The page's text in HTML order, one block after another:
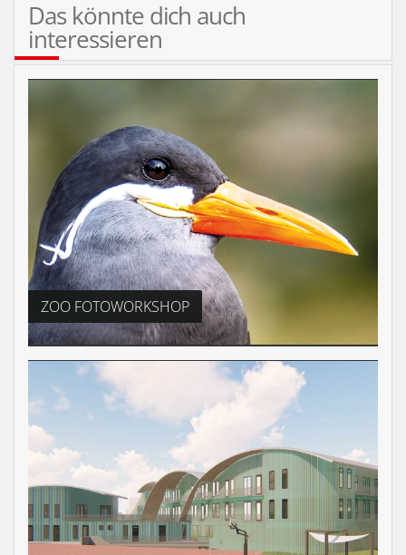
Das könnte dich auch
interessieren
ZOO FOTOWORKSHOP